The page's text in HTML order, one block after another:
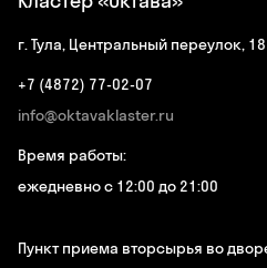
г. Тула, Центральный переулок, 18
+7 (4872) 77-02-07
info@oktavaklaster.ru
Время работы:
ежедневно с 12:00 до 21:00
Пункт приема вторсырья во